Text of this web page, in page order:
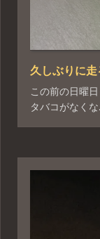
久しぶりに走
この前の日曜
タバコがなくな